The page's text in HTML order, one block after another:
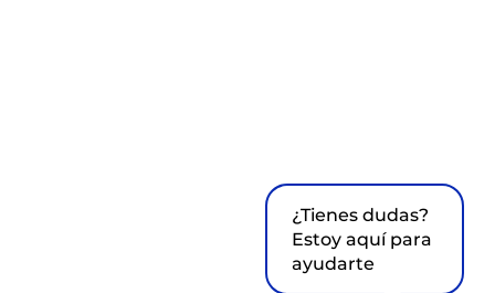
¿Tienes dudas?
Estoy aquí para
ayudarte